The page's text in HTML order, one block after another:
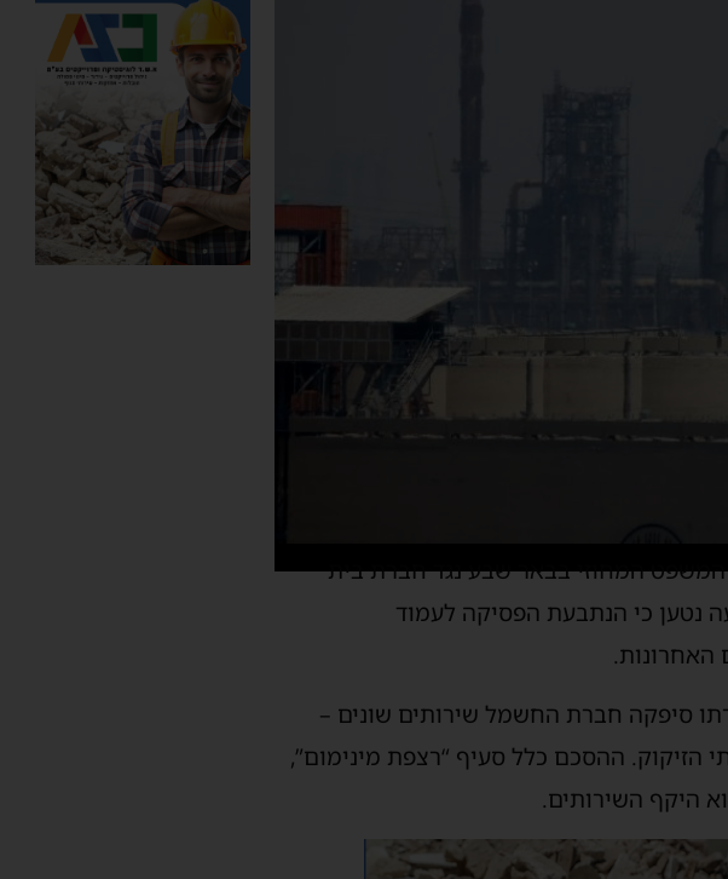
בסך 15 מיליון שקלים לבית המשפט המחוזי בבאר שבע נגד חברת בית
נטען כי הנתבעת הפסיקה לעמוד
האחרונות.
נחתם בשנת 2014 הסכם, שבמסגרתו סיפקה חברת החשמל שירותים שונים –
הזיקוק. ההסכם כלל סעיף “רצפת מינימום”,
היקף השירותים.